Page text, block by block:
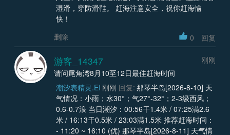
湿滑，穿防滑鞋。 赶海注意安全，祝你赶海愉
快！
删除
0 回复
游客_14347
刚刚
请问尾角湾8月10至12日最佳赶海时间
潮汐表精灵.EI 刚刚 回复: 那琴半岛[2026-8-10] 天
气情况：小雨；水30°；气27°-32°；2-3级西风；
0.6-0.7浪 当日潮汐：00:56干1.4米 / 07:25满2.6
米 / 16:13干0.5米 / 23:03满1.5米 推荐赶海时间：
- 11:20 ~ 16:10 (优) 那琴半岛[2026-8-11] 天气情